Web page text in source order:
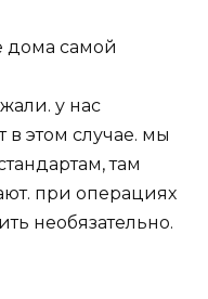
дома самой
у нас
в этом случае. мы
там
при операциях
необязательно.